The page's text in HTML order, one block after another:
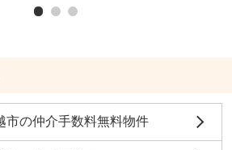
市の仲介手数料無料物件